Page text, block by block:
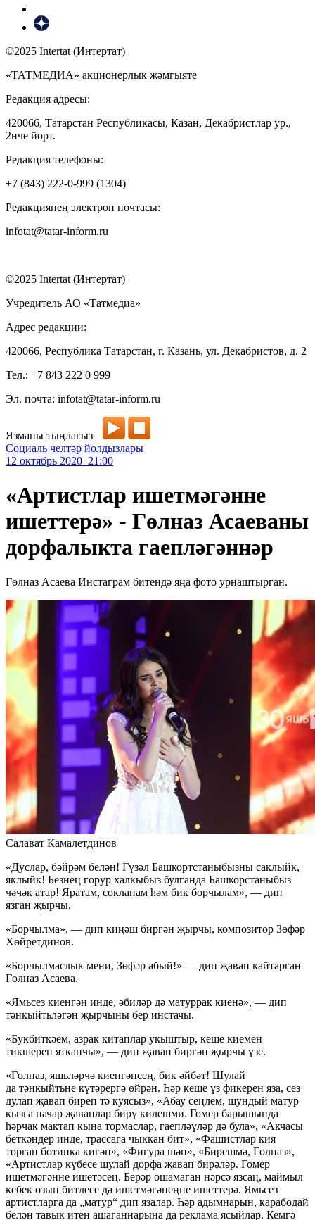
©2025 Intertat (Интертат)
«ТАТМЕДИА» акционерлык җәмгыяте
Редакция адресы:
420066, Татарстан Республикасы, Казан, Декабристлар ур.,
2нче йорт.
Редакция телефоны:
+7 (843) 222-0-999 (1304)
Редакциянең электрон почтасы:
infotat@tatar-inform.ru
©2025 Intertat (Интертат)
Учредитель АО «Татмедиа»
Адрес редакции:
420066, Республика Татарстан, г. Казань, ул. Декабристов, д. 2
Тел.: +7 843 222 0 999
Эл. почта: infotat@tatar-inform.ru
Язманы тыңлагыз
Социаль челтәр йолдызлары
12 октябрь 2020 21:00
«Артистлар ишетмәгәнне
ишеттерә» - Гөлназ Асаеваны
дорфалыкта гаепләгәннәр
Гөлназ Асаева Инстаграм битендә яңа фото урнаштырган.
Салават Камалетдинов
«Дуслар, бәйрәм белән! Гүзәл Башкортстаныбызны саклыйк,
яклыйк! Безнең горур халкыбыз булганда Башкорстаныбыз
чәчәк атар! Яратам, сокланам һәм бик борчылам», — дип
язган җырчы.
«Борчылма», — дип киңәш биргән җырчы, композитор Зөфәр
Хөйретдинов.
«Борчылмаслык мени, Зөфәр абый!» — дип җавап кайтарган
Гөлназ Асаева.
«Ямьсез киенгән инде, әбиләр дә матуррак киенә», — дип
тәнкыйтьләгән җырчыны бер инстачы.
«Букбиткәем, азрак китаплар укыштыр, кеше киемен
тикшереп ятканчы», — дип җавап биргән җырчы үзе.
«Гөлназ, яшьләрчә киенгәнсең, бик әйбәт! Шулай
да тәнкыйтьне күтәрергә өйрән. Һәр кеше үз фикерен яза, сез
дулап җавап биреп тә куясыз», «Абау сеңлем, шундый матур
кызга начар җаваплар бирү килешми. Гомер барышында
һәрчак мактап кына тормаслар, гаепләүләр дә була», «Акчасы
беткәндер инде, трассага чыккан бит», «Фашистлар кия
торган ботинка кигән», «Фигура шәп», «Бирешмә, Гөлназ»,
«Артистлар күбесе шулай дорфа җавап бирәләр. Гомер
ишетмәгәнне ишетәсең. Берәр ошамаган нәрсә язсаң, маймыл
кебек озын битлесе дә ишетмәгәнеңне ишеттерә. Ямьсез
артистларга да „матур“ дип язалар. Һәр адымнарын, карабодай
белән тавык итен ашаганнарына да реклама ясыйлар. Кемгә